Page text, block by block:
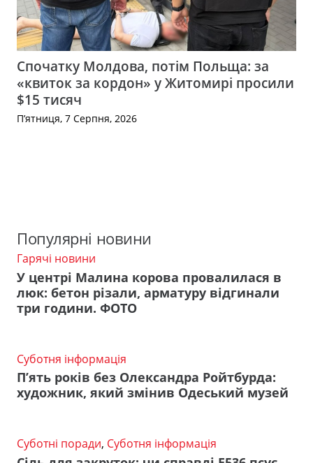
Спочатку Молдова, потім Польща: за
«квиток за кордон» у Житомирі просили
$15 тисяч
П’ятниця, 7 Серпня, 2026
Популярні новини
Гарячі новини
У центрі Малина корова провалилася в
люк: бетон різали, арматуру відгинали
три години. ФОТО
Суботня інформація
П’ять років без Олександра Ройтбурда:
художник, який змінив Одеський музей
Суботні поради, Суботня інформація